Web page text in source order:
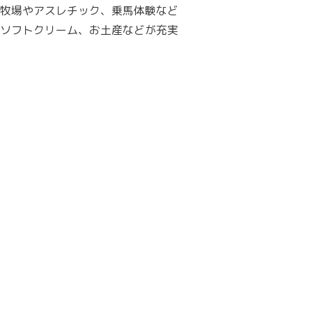
場やアスレチック、乗馬体験など
フトクリーム、お土産などが充実